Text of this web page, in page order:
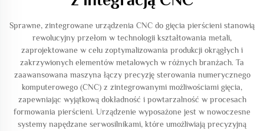
Sprawne, zintegrowane urządzenia CNC do gięcia pierścieni stanowią
rewolucyjny przełom w technologii kształtowania metali,
zaprojektowane w celu zoptymalizowania produkcji okrągłych i
zakrzywionych elementów metalowych w różnych branżach. Ta
zaawansowana maszyna łączy precyzję sterowania numerycznego
komputerowego (CNC) z zintegrowanymi możliwościami gięcia,
zapewniając wyjątkową dokładność i powtarzalność w procesach
formowania pierścieni. Urządzenie wyposażone jest w nowoczesne
systemy napędzane serwosilnikami, które umożliwiają precyzyjną